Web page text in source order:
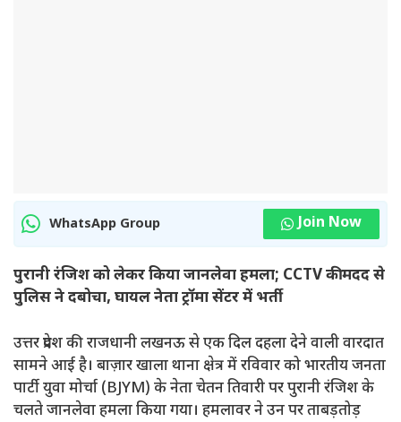
WhatsApp Group Join Now
पुरानी रंजिश को लेकर किया जानलेवा हमला; CCTV की मदद से
पुलिस ने दबोचा, घायल नेता ट्रॉमा सेंटर में भर्ती
उत्तर प्रदेश की राजधानी लखनऊ से एक दिल दहला देने वाली वारदात
सामने आई है। बाज़ार खाला थाना क्षेत्र में रविवार को भारतीय जनता
पार्टी युवा मोर्चा (BJYM) के नेता चेतन तिवारी पर पुरानी रंजिश के
चलते जानलेवा हमला किया गया। हमलावर ने उन पर ताबड़तोड़